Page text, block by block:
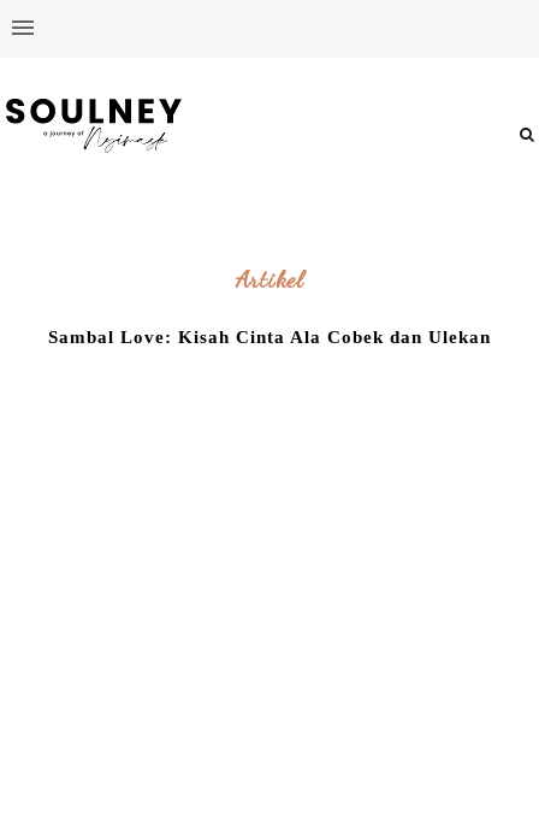
Artikel
Sambal Love: Kisah Cinta Ala Cobek dan Ulekan